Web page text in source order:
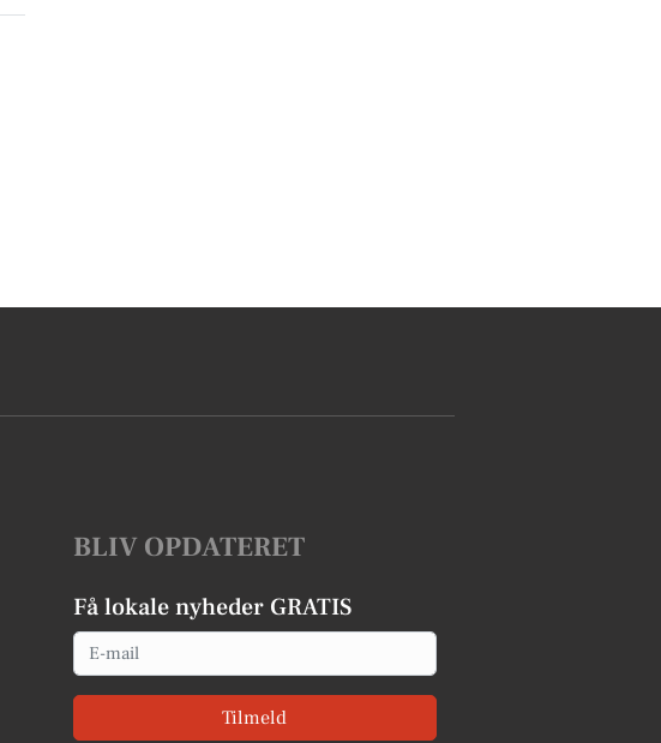
BLIV OPDATERET
Få lokale nyheder GRATIS
Email
Tilmeld